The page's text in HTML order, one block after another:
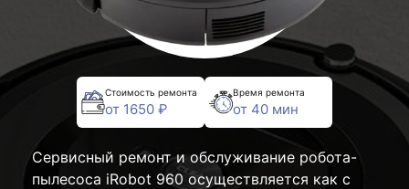
Стоимость ремонта
от 1650 ₽
Время ремонта
от 40 мин
Сервисный ремонт и обслуживание робота-
пылесоса iRobot 960 осуществляется как с